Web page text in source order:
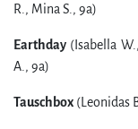
R., Mina S., 9a)
Earthday (Isabella
A., 9a)
Tauschbox (Leonidas